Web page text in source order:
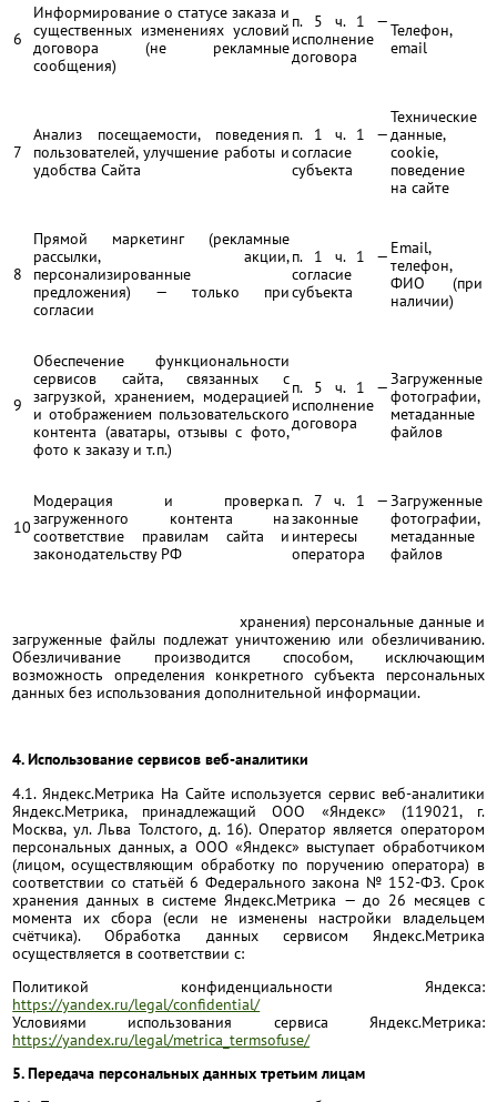
6
Информирование о статусе заказа и
существенных изменениях условий
договора (не рекламные
сообщения)
п. 5 ч. 1 —
исполнение
договора
Телефон,
email
7
Анализ посещаемости, поведения
пользователей, улучшение работы и
удобства Сайта
п. 1 ч. 1 —
согласие
субъекта
Технические
данные,
cookie,
поведение
на сайте
8
Прямой маркетинг (рекламные
рассылки, акции,
персонализированные
предложения) — только при
согласии
п. 1 ч. 1 —
согласие
субъекта
Email,
телефон,
ФИО (при
наличии)
9
Обеспечение функциональности
сервисов сайта, связанных с
загрузкой, хранением, модерацией
и отображением пользовательского
контента (аватары, отзывы с фото,
фото к заказу и т.п.)
п. 5 ч. 1 —
исполнение
договора
Загруженные
фотографии,
метаданные
файлов
10
Модерация и проверка
загруженного контента на
соответствие правилам сайта и
законодательству РФ
п. 7 ч. 1 —
законные
интересы
оператора
Загруженные
фотографии,
метаданные
файлов
хранения) персональные данные и
загруженные файлы подлежат уничтожению или обезличиванию.
Обезличивание производится способом, исключающим
возможность определения конкретного субъекта персональных
данных без использования дополнительной информации.
4. Использование сервисов веб-аналитики
4.1. Яндекс.Метрика На Сайте используется сервис веб-аналитики
Яндекс.Метрика, принадлежащий ООО «Яндекс» (119021, г.
Москва, ул. Льва Толстого, д. 16). Оператор является оператором
персональных данных, а ООО «Яндекс» выступает обработчиком
(лицом, осуществляющим обработку по поручению оператора) в
соответствии со статьёй 6 Федерального закона № 152-ФЗ. Срок
хранения данных в системе Яндекс.Метрика — до 26 месяцев с
момента их сбора (если не изменены настройки владельцем
счётчика). Обработка данных сервисом Яндекс.Метрика
осуществляется в соответствии с:
Политикой конфиденциальности Яндекса:
https://yandex.ru/legal/confidential/
Условиями использования сервиса Яндекс.Метрика:
https://yandex.ru/legal/metrica_termsofuse/
5. Передача персональных данных третьим лицам